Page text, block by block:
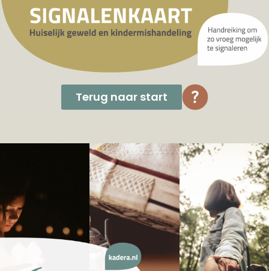
Terug naar start